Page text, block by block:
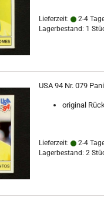
Lieferzeit:
2-4
Lagerbestand: 1
USA 94 Nr. 079
original
Lieferzeit:
2-4
Lagerbestand: 2